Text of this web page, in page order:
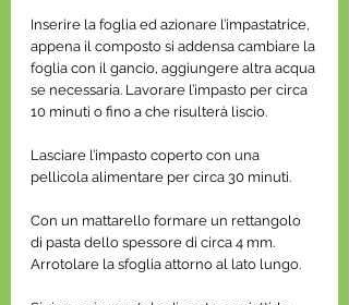
Inserire la foglia ed azionare l’impastatrice,
appena il composto si addensa cambiare la
foglia con il gancio, aggiungere altra acqua
se necessaria. Lavorare l’impasto per circa
10 minuti o fino a che risulterà liscio.
Lasciare l’impasto coperto con una
pellicola alimentare per circa 30 minuti.
Con un mattarello formare un rettangolo
di pasta dello spessore di circa 4 mm.
Arrotolare la sfoglia attorno al lato lungo.